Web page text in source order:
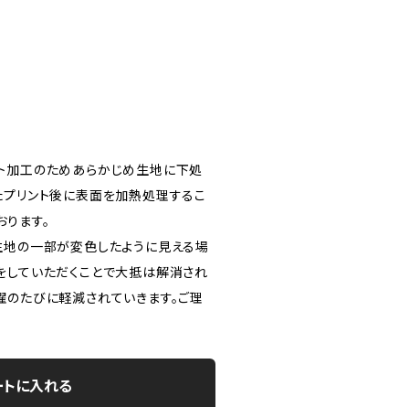
加工のためあらかじめ生地に下処
リント後に表面を加熱処理するこ
ます。
地の一部が変色したように見える場
していただくことで大抵は解消され
たびに軽減されていきます。ご理
に入れる